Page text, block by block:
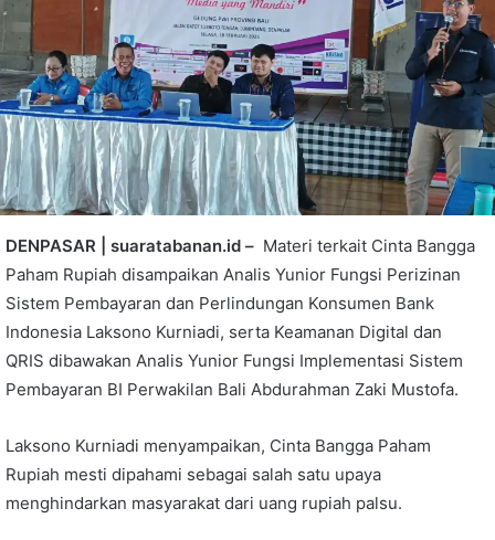
DENPASAR | suaratabanan.id – Materi terkait Cinta Bangga
Paham Rupiah disampaikan Analis Yunior Fungsi Perizinan
Sistem Pembayaran dan Perlindungan Konsumen Bank
Indonesia Laksono Kurniadi, serta Keamanan Digital dan
QRIS dibawakan Analis Yunior Fungsi Implementasi Sistem
Pembayaran BI Perwakilan Bali Abdurahman Zaki Mustofa.
Laksono Kurniadi menyampaikan, Cinta Bangga Paham
Rupiah mesti dipahami sebagai salah satu upaya
menghindarkan masyarakat dari uang rupiah palsu.